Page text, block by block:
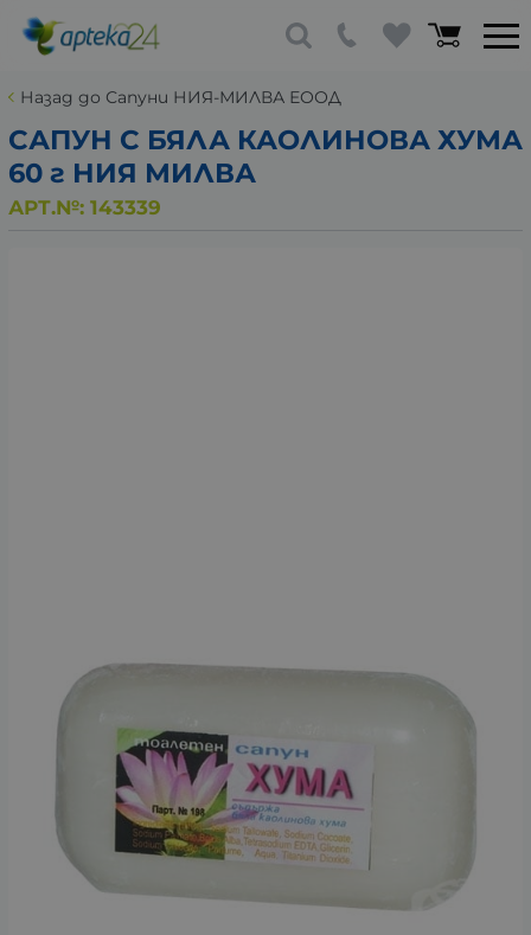
Назад до Сапуни НИЯ-МИЛВА ЕООД
САПУН С БЯЛА КАОЛИНОВА ХУМА
60 г НИЯ МИЛВА
АРТ.№: 143339